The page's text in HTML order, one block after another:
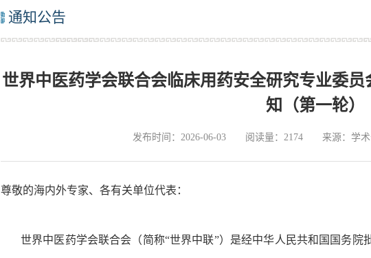
通知公告
世界中医药学会联合会临床用药安全研究专业委
知（第一轮）
发布时间：2026-06-03 阅读量：2174 来源：学
尊敬的海内外专家、各有关单位代表：
世界中医药学会联合会（简称“世界中联”）是经中华人民共和国国务院